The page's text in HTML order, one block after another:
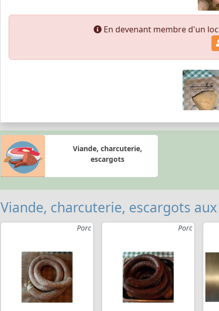
En devenant membre d'un
Viande, charcuterie,
escargots
Viande, charcuterie, escargots
Porc Porc